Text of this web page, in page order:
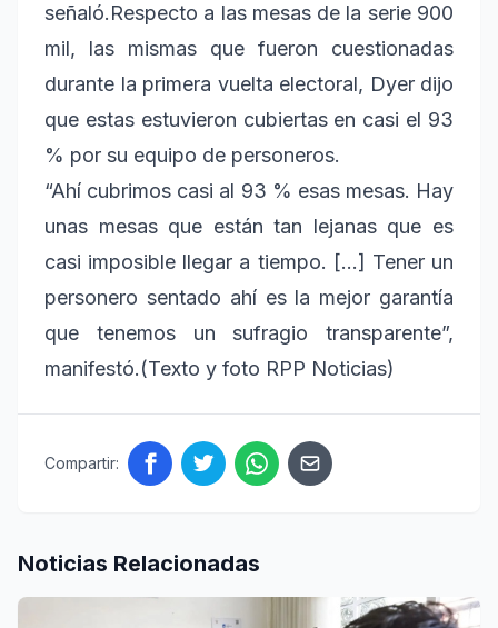
señaló.Respecto a las mesas de la serie 900
mil, las mismas que fueron cuestionadas
durante la primera vuelta electoral, Dyer dijo
que estas estuvieron cubiertas en casi el 93
% por su equipo de personeros.
“Ahí cubrimos casi al 93 % esas mesas. Hay
unas mesas que están tan lejanas que es
casi imposible llegar a tiempo. […] Tener un
personero sentado ahí es la mejor garantía
que tenemos un sufragio transparente”,
manifestó.(Texto y foto RPP Noticias)
Compartir:
Noticias Relacionadas